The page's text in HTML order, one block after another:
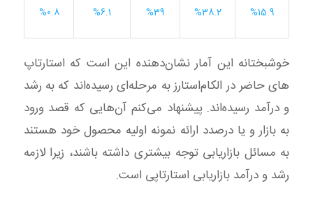
%15.9
%38.2
%39
%6.1
%0.8
خوشبختانه این آمار نشان‌دهنده این است که استارتاپ
های حاضر در الکام‌استارز به مرحله‌ای رسیده‌اند که به رشد
و درآمد رسیده‌اند. پیشنهاد می‌کنم آن‌هایی که قصد ورود
به بازار و یا درصدد ارائه نمونه اولیه محصول خود هستند
به مسائل بازاریابی توجه بیشتری داشته باشند، زیرا لازمه
رشد و درآمد بازاریابی استارتاپی است.